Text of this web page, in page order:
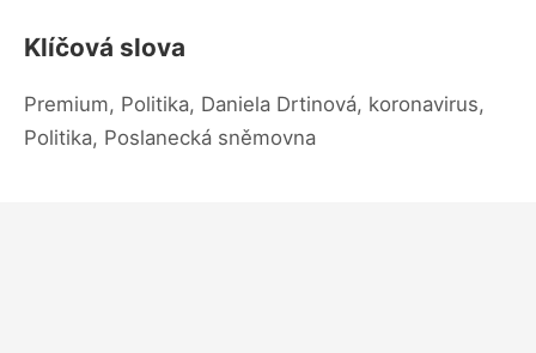
Klíčová slova
Premium, Politika, Daniela Drtinová, koronavirus,
Politika, Poslanecká sněmovna